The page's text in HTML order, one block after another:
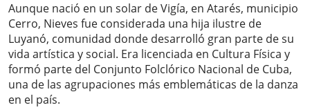
Aunque nació en un solar de Vigía, en Atarés, municipio
Cerro, Nieves fue considerada una hija ilustre de
Luyanó, comunidad donde desarrolló gran parte de su
vida artística y social. Era licenciada en Cultura Física y
formó parte del Conjunto Folclórico Nacional de Cuba,
una de las agrupaciones más emblemáticas de la danza
en el país.